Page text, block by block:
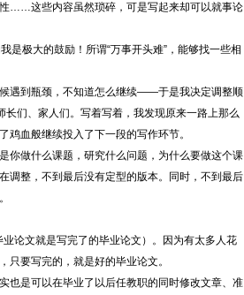
……这些内容虽然琐碎，可是写起来却可以就事论
是极大的鼓励！所谓“万事开头难”，能够找一些相
遇到瓶颈，不知道怎么继续——于是我决定调整顺
们、家人们。写着写着，我发现原来一路上那么
血般继续投入了下一段的写作环节。
你做什么课题，研究什么问题，为什么要做这个课
调整，不到最后没有定型的版本。同时，不到最后
论文就是写完了的毕业论文）。因为有太多人花
只要写完的，就是好的毕业论文。
是可以在毕业了以后任教职的同时修改文章、准